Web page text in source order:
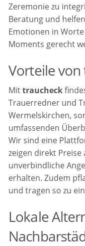
Zeremonie zu
Beratung und
Emotionen in
Moments gerecht
Vorteile
Mittraucheck
Trauerredner und
Wermelskirchen,
umfassenden
Wir sind eine
zeigen direkt
unverbindliche
erhalten. Zudem
und tragen so zu
Lokale